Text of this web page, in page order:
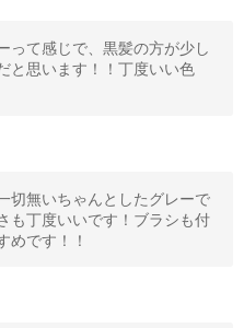
って感じで、黒髪の方が少し
と思います！！丁度いい色
切無いちゃんとしたグレーで
も丁度いいです！ブラシも付
めです！！